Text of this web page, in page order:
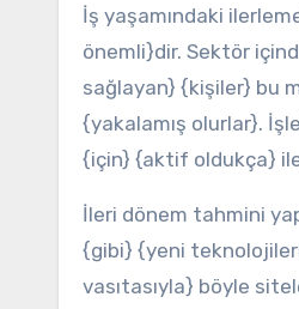
İş yaşamındaki
önemli}dir. Sektör
sağlayan} {kişiler} bu
{yakalamış olurlar}.
{için} {aktif oldukça}
İleri dönem tahmini
{gibi} {yeni
vasıtasıyla} böyle